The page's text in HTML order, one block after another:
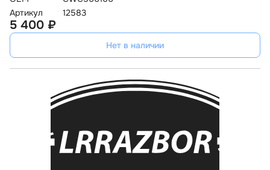
Артикул
12583
5 400 ₽
Нет в наличии